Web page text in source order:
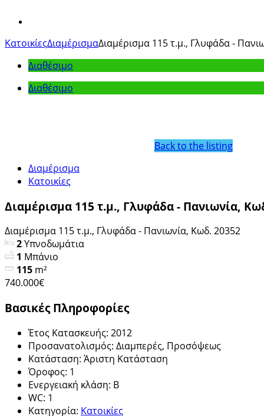
Image
ΚατοικίεςΔιαμέρισμαΔιαμέρισμα 115 τ.μ., Γλυφάδα -
Διαθέσιμο
Διαθέσιμο
Back to the listing
Διαμέρισμα
Κατοικίες
Διαμέρισμα 115 τ.μ., Γλυφάδα - Πανιωνία,
Διαμέρισμα 115 τ.μ., Γλυφάδα - Πανιωνία, Κωδ. 20352
2Υπνοδωμάτια
1 Μπάνιο
115 m²
740.000€
Βασικές Πληροφορίες
Έτος Κατασκευής: 2012
Προσανατολισμός: Διαμπερές, Προσόψεως
Κατάσταση: Άριστη Κατάσταση
Όροφος: 1
Ενεργειακή κλάση: B
WC: 1
Κατηγορία: Κατοικίες